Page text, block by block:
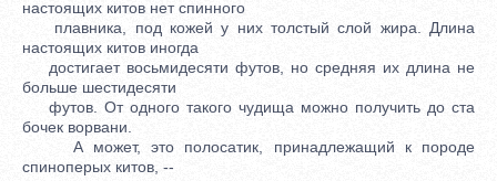
настоящих китов нет спинного
плавника, под кожей у них толстый слой жира. Длина
настоящих китов иногда
достигает восьмидесяти футов, но средняя их длина не
больше шестидесяти
футов. От одного такого чудища можно получить до ста
бочек ворвани.
А может, это полосатик, принадлежащий к породе
спиноперых китов, --